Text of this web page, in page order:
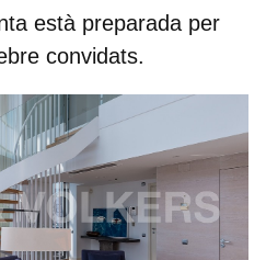
està preparada per
convidats.